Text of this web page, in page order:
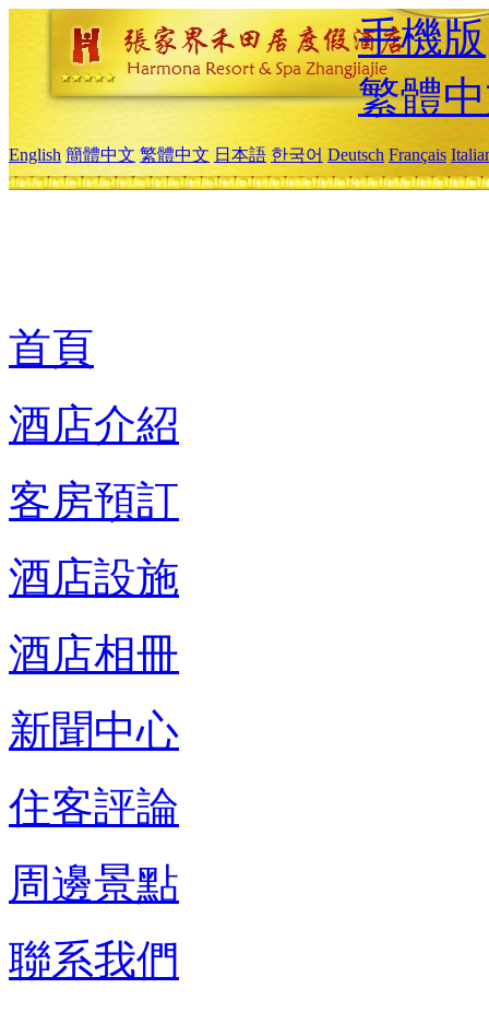
手機版
繁體
English 簡體中文 繁體中文 日本語 한국어 Deutsch Français
首頁
酒店介紹
客房預訂
酒店設施
酒店相冊
新聞中心
住客評論
周邊景點
聯系我們